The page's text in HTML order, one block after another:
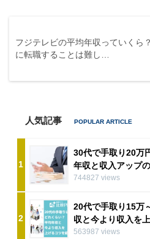
フジテレビの平均年収っていくら
に転職することは難し…
人気記事
1
30代で手取り20万
年収と収入アップ
744827 views
2
20代で手取り15万
収と今より収入を
563987 views